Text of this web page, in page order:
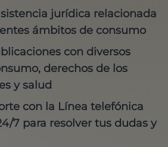
jurídica relacionada
ámbitos de consumo
con diversos
derechos de los
y salud
con la Línea telefónica
7 para resolver tus dudas y